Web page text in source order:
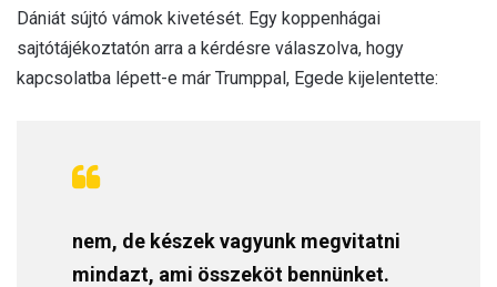
Dániát sújtó vámok kivetését. Egy koppenhágai
sajtótájékoztatón arra a kérdésre válaszolva, hogy
kapcsolatba lépett-e már Trumppal, Egede kijelentette:
nem, de készek vagyunk megvitatni
mindazt, ami összeköt bennünket.